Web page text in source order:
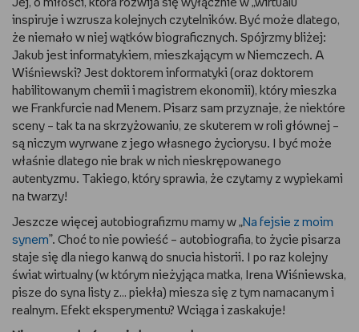
WYWIADY
WSZYSTKO O LEGO
REDAKCJA
WYDARZENIA
POD PATRONATEM EMPIKU
Jej, o miłości, która rozwija się wyłącznie w „wirtualu”
inspiruje i wzrusza kolejnych czytelników. Być może dlatego,
że niemało w niej wątków biograficznych. Spójrzmy bliżej:
Jakub jest informatykiem, mieszkającym w Niemczech. A
Wiśniewski? Jest doktorem informatyki (oraz doktorem
habilitowanym chemii i magistrem ekonomii), który mieszka
we Frankfurcie nad Menem. Pisarz sam przyznaje, że niektóre
sceny – tak ta na skrzyżowaniu, ze skuterem w roli głównej –
są niczym wyrwane z jego własnego życiorysu. I być może
właśnie dlatego nie brak w nich nieskrępowanego
autentyzmu. Takiego, który sprawia, że czytamy z wypiekami
na twarzy!
Jeszcze więcej autobiografizmu mamy w „Na fejsie z moim
synem”. Choć to nie powieść – autobiografia, to życie pisarza
staje się dla niego kanwą do snucia historii. I po raz kolejny
świat wirtualny (w którym nieżyjąca matka, Irena Wiśniewska,
pisze do syna listy z… piekła) miesza się z tym namacanym i
realnym. Efekt eksperymentu? Wciąga i zaskakuje!